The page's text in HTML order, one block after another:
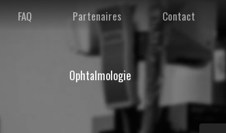
FAQ Partenaires Contact
Ophtalmologie